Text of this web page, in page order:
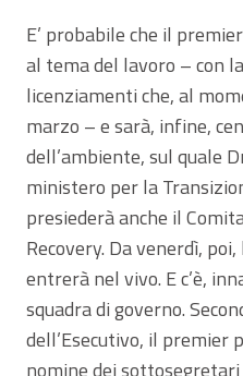
E’ probabile che il
al tema del lavoro – con
licenziamenti che, al
marzo – e sarà, infine,
dell’ambiente, sul quale
ministero per la
presiederà anche il
Recovery. Da venerdì,
entrerà nel vivo. E c’è,
squadra di governo.
dell’Esecutivo, il premier